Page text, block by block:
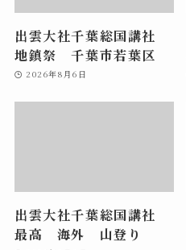
出雲大社千葉総国講社
地鎮祭 千葉市若葉区
2026年8月6日
出雲大社千葉総国講社
最高 海外 山登り